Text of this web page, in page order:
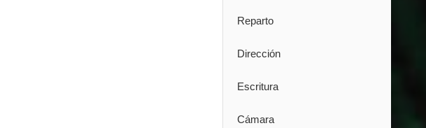
Reparto
Dirección
Escritura
Cámara